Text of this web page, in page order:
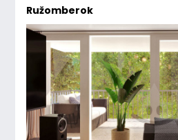
Ružomberok